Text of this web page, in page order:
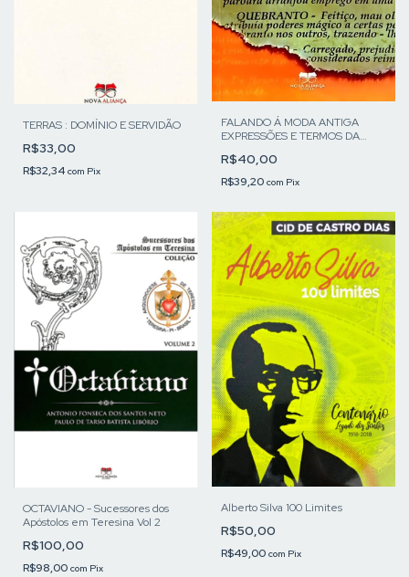
TERRAS : DOMÍNIO E SERVIDÃO
R$33,00
R$32,34 com Pix
FALANDO Á MODA ANTIGA
EXPRESSÕES E TERMOS DA
R$40,00
R$39,20 com Pix
OCTAVIANO - Sucessores dos
Apóstolos em Teresina Vol 2
R$100,00
R$98,00 com Pix
Alberto Silva 100 Limites
R$50,00
R$49,00 com Pix